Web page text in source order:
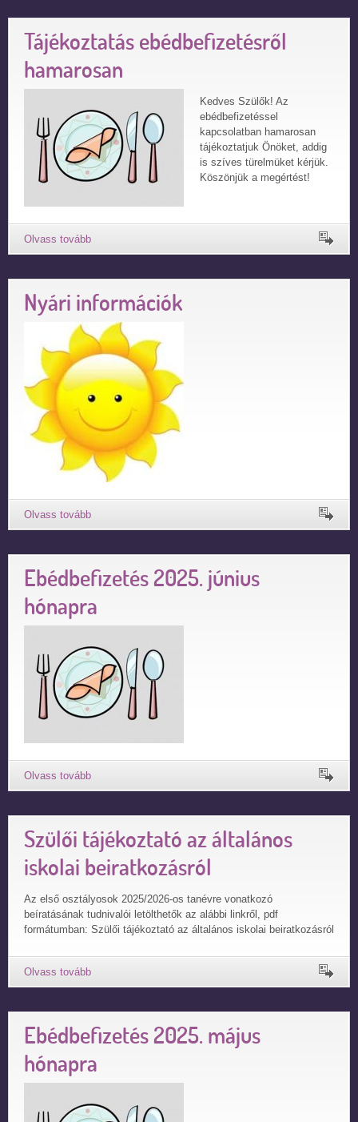
Tájékoztatás ebédbefizetésről
hamarosan
Kedves Szülők! Az
ebédbefizetéssel
kapcsolatban hamarosan
tájékoztatjuk Önöket, addig
is szíves türelmüket kérjük.
Köszönjük a megértést!
Nyári információk
Ebédbefizetés 2025. június
hónapra
Szülői tájékoztató az általános
iskolai beiratkozásról
Az első osztályosok 2025/2026-os tanévre vonatkozó
beíratásának tudnivalói letölthetők az alábbi linkről, pdf
formátumban: Szülői tájékoztató az általános iskolai beiratkozásról
Ebédbefizetés 2025. május
hónapra